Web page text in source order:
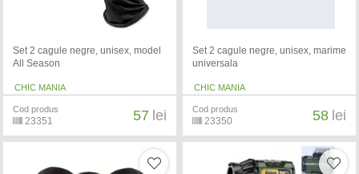
Set 2 cagule negre, unisex, model
All Season
CHIC MANIA
Cod produs
23351 57 lei
Set 2 cagule negre, unisex, marime
universala
CHIC MANIA
Cod produs
23350 58 lei